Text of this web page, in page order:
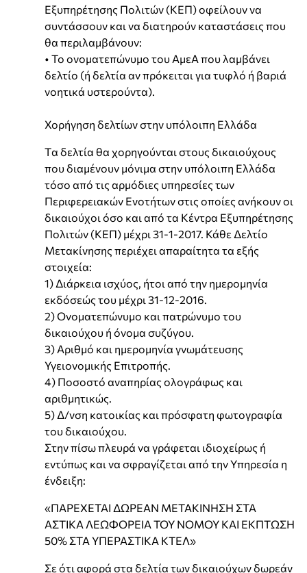
Εξυπηρέτησης Πολιτών (ΚΕΠ) οφείλουν να
συντάσσουν και να διατηρούν καταστάσεις που
θα περιλαμβάνουν:
• Το ονοματεπώνυμο του ΑμεΑ που λαμβάνει
δελτίο (ή δελτία αν πρόκειται για τυφλό ή βαριά
νοητικά υστερούντα).
Χορήγηση δελτίων στην υπόλοιπη Ελλάδα
Tα δελτία θα χορηγούνται στους δικαιούχους
που διαμένουν μόνιμα στην υπόλοιπη Ελλάδα
τόσο από τις αρμόδιες υπηρεσίες των
Περιφερειακών Ενοτήτων στις οποίες ανήκουν οι
δικαιούχοι όσο και από τα Κέντρα Εξυπηρέτησης
Πολιτών (ΚΕΠ) μέχρι 31-1-2017. Κάθε Δελτίο
Μετακίνησης περιέχει απαραίτητα τα εξής
στοιχεία:
1) Διάρκεια ισχύος, ήτοι από την ημερομηνία
εκδόσεώς του μέχρι 31-12-2016.
2) Ονοματεπώνυμο και πατρώνυμο του
δικαιούχου ή όνομα συζύγου.
3) Αριθμό και ημερομηνία γνωμάτευσης
Υγειονομικής Επιτροπής.
4) Ποσοστό αναπηρίας ολογράφως και
αριθμητικώς.
5) Δ/νση κατοικίας και πρόσφατη φωτογραφία
του δικαιούχου.
Στην πίσω πλευρά να γράφεται ιδιοχείρως ή
εντύπως και να σφραγίζεται από την Υπηρεσία η
ένδειξη:
«ΠΑΡΕΧΕΤΑΙ ΔΩΡΕΑΝ ΜΕΤΑΚΙΝΗΣΗ ΣΤΑ
ΑΣΤΙΚΑ ΛΕΩΦΟΡΕΙΑ ΤΟΥ ΝΟΜΟΥ ΚΑΙ ΕΚΠΤΩΣΗ
50% ΣΤΑ ΥΠΕΡΑΣΤΙΚΑ ΚΤΕΛ»
Σε ότι αφορά στα δελτία των δικαιούχων δωρεάν